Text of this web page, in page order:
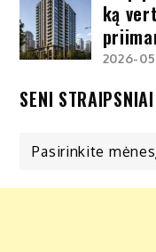
ką
2026-
SENI STRAIPSNIAI